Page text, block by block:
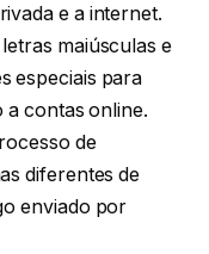
e a internet.
maiúsculas e
especiais para
a contas online.
de
diferentes de
enviado por